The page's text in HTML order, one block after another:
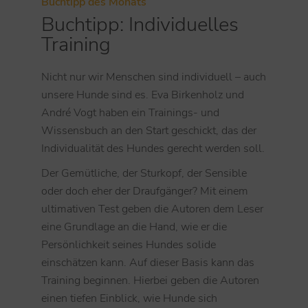
Buchtipp: Individuelles
Training
Nicht nur wir Menschen sind individuell – auch
unsere Hunde sind es. Eva Birkenholz und
André Vogt haben ein Trainings- und
Wissensbuch an den Start geschickt, das der
Individualität des Hundes gerecht werden soll.
Der Gemütliche, der Sturkopf, der Sensible
oder doch eher der Draufgänger? Mit einem
ultimativen Test geben die Autoren dem Leser
eine Grundlage an die Hand, wie er die
Persönlichkeit seines Hundes solide
einschätzen kann. Auf dieser Basis kann das
Training beginnen. Hierbei geben die Autoren
einen tiefen Einblick, wie Hunde sich